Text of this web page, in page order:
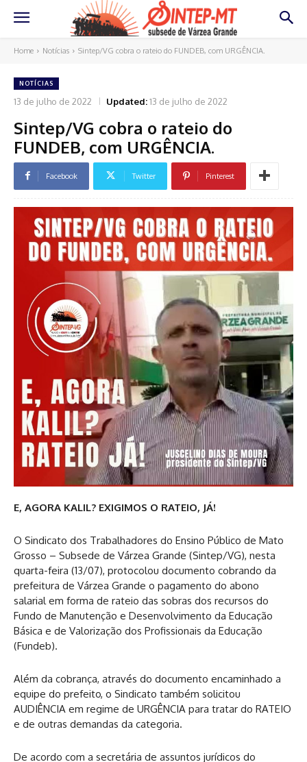
Home Notícias Sintep/VG cobra o rateio do FUNDEB, com URGÊNCIA.
NOTÍCIAS
13 de julho de 2022 Updated:13 de julho de 2022
Sintep/VG cobra o rateio do
FUNDEB, com URGÊNCIA.
Facebook Twitter Pinterest
E, AGORA KALIL? EXIGIMOS O RATEIO, JÁ!
O Sindicato dos Trabalhadores do Ensino Público de Mato
Grosso – Subsede de Várzea Grande (Sintep/VG), nesta
quarta-feira (13/07), protocolou documento cobrando da
prefeitura de Várzea Grande o pagamento do abono
salarial em forma de rateio das sobras dos recursos do
Fundo de Manutenção e Desenvolvimento da Educação
Básica e de Valorização dos Profissionais da Educação
(Fundeb).
Além da cobrança, através do documento encaminhado a
equipe do prefeito, o Sindicato também solicitou
AUDIÊNCIA em regime de URGÊNCIA para tratar do RATEIO
e de outras demandas da categoria.
De acordo com a secretária de assuntos jurídicos do